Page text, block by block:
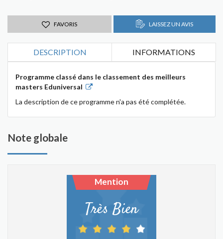
FAVORIS LAISSEZ UN AVIS
DESCRIPTION INFORMATIONS
Programme classé dans le classement des meilleurs
masters Eduniversal
La description de ce programme n'a pas été complétée.
Note globale
Mention
Très Bien